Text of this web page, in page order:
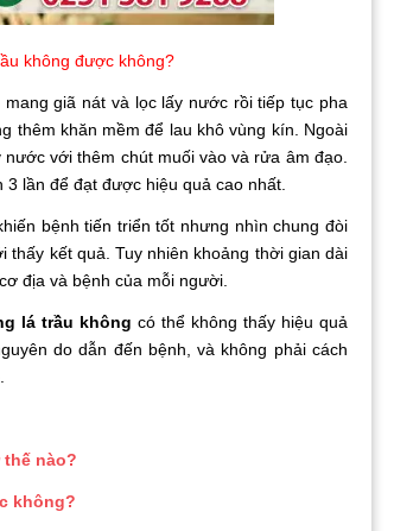
không được không?
giã nát và lọc lấy nước rồi tiếp tục pha
thêm khăn mềm để lau khô vùng kín. Ngoài
với thêm chút muối vào và rửa âm đạo.
lần để đạt được hiệu quả cao nhất.
bệnh tiến triển tốt nhưng nhìn chung đòi
kết quả. Tuy nhiên khoảng thời gian dài
địa và bệnh của mỗi người.
lá trầu không có thể không thấy hiệu quả
do dẫn đến bệnh, và không phải cách
thế nào?
không?